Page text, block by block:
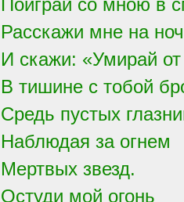
Поиграй со мною в
Расскажи мне на
И скажи: «Умирай
В тишине с тобой
Средь пустых
Наблюдая за огнем
Мертвых звезд.
Остуди мой огонь